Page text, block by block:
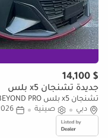
$ 14,100
جديدة تشنجان x5 بلس
تشنجان x5 بلس BEYOND PRO
دبي
صينية